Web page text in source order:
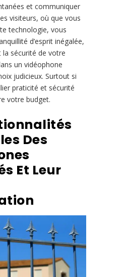
et communiquer
visiteurs, où que vous
technologie, vous
d’esprit inégalée,
sécurité de votre
un vidéophone
judicieux. Surtout si
praticité et sécurité
votre budget.
Des
Et Leur